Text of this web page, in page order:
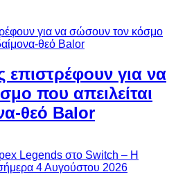
επιστρέφουν για να
που απειλείται
θεό Balor